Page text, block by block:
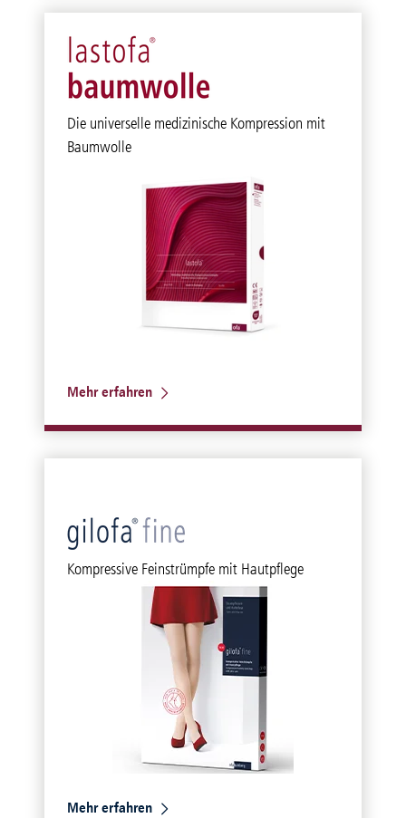
Die universelle medizinische Kompression mit
Baumwolle
Mehr erfahren
Kompressive Feinstrümpfe mit Hautpflege
Mehr erfahren